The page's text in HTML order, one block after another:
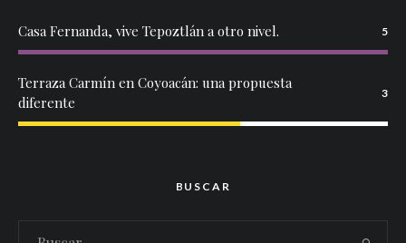
Casa Fernanda, vive Tepoztlán a otro nivel. 5
Terraza Carmín en Coyoacán: una propuesta
diferente
3
BUSCAR